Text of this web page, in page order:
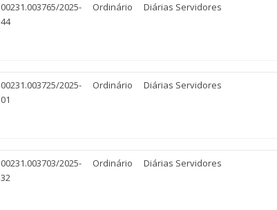
00231.003765/2025-
44
Ordinário Diárias Servidores
00231.003725/2025-
01
Ordinário Diárias Servidores
00231.003703/2025-
32
Ordinário Diárias Servidores